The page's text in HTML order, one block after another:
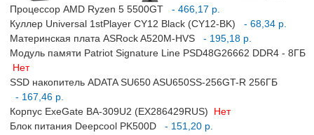
Процессор AMD Ryzen 5 5500GT
- 466,17 р.
Куллер Universal 1stPlayer CY12 Black (CY12-BK)
- 68,34 р.
Материнская плата ASRock A520M-HVS
- 195,18 р.
Модуль памяти Patriot Signature Line PSD48G26662 DDR4 - 8ГБ
Нет
SSD накопитель ADATA SU650 ASU650SS-256GT-R 256ГБ
- 167,46 р.
Корпус ExeGate BA-309U2 (EX286429RUS)
Нет
Блок питания Deepcool PK500D
- 151,20 р.